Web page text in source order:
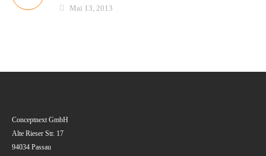
Mai 13, 2013
Conceptnext GmbH
Alte Rieser Str. 17
94034 Passau